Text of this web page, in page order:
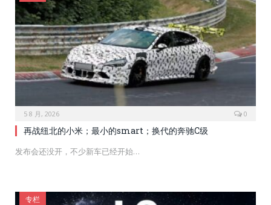
5 8 月, 2026 0
再战纽北的小米；最小的smart；换代的奔驰C级
发布会还没开，不少新车已经开始…
专栏